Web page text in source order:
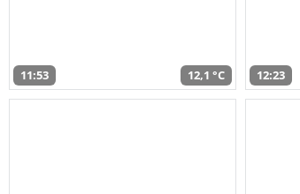
11:53 12,1 °C 12:23